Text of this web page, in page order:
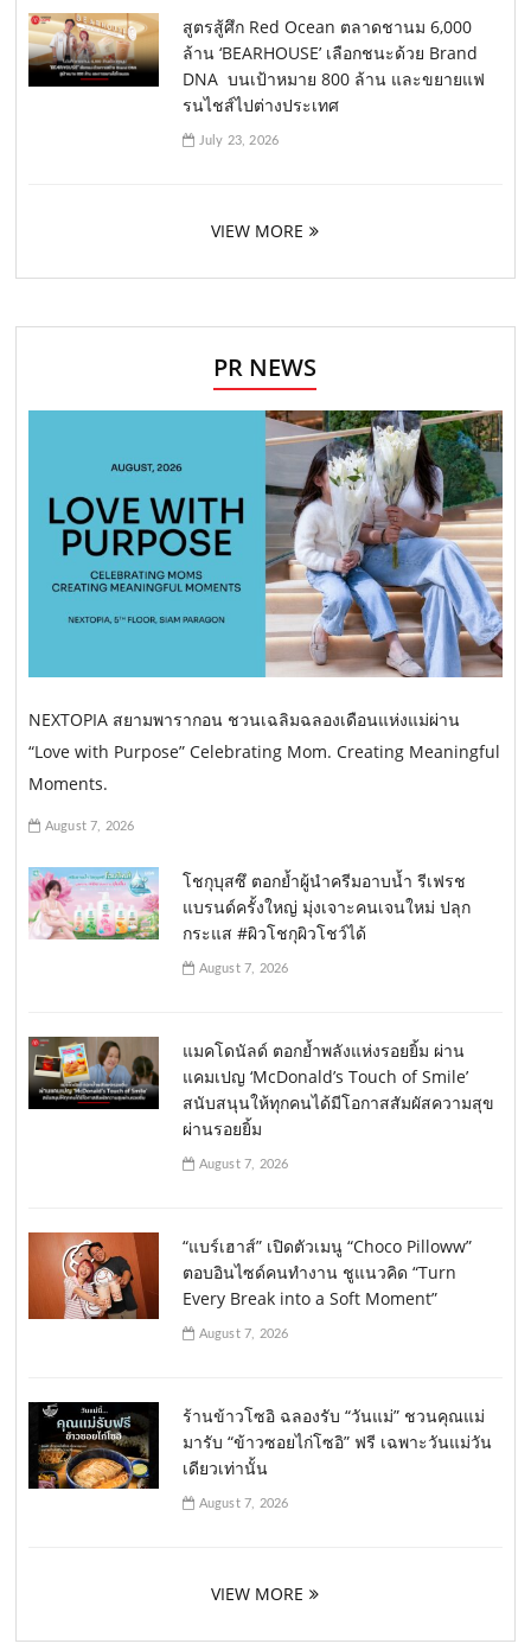
สูตรสู้ศึก Red Ocean ตลาดชานม 6,000
ล้าน ‘BEARHOUSE’ เลือกชนะด้วย Brand
DNA บนเป้าหมาย 800 ล้าน และขยายแฟ
รนไชส์ไปต่างประเทศ
July 23, 2026
VIEW MORE
PR NEWS
NEXTOPIA สยามพารากอน ชวนเฉลิมฉลองเดือนแห่งแม่ผ่าน
“Love with Purpose” Celebrating Mom. Creating Meaningful
Moments.
August 7, 2026
โชกุบุสซึ ตอกย้ำผู้นำครีมอาบน้ำ รีเฟรช
แบรนด์ครั้งใหญ่ มุ่งเจาะคนเจนใหม่ ปลุก
กระแส #ผิวโชกุผิวโชว์ได้
August 7, 2026
แมคโดนัลด์ ตอกย้ำพลังแห่งรอยยิ้ม ผ่าน
แคมเปญ ‘McDonald’s Touch of Smile’
สนับสนุนให้ทุกคนได้มีโอกาสสัมผัสความสุข
ผ่านรอยยิ้ม
August 7, 2026
“แบร์เฮาส์” เปิดตัวเมนู “Choco Pilloww”
ตอบอินไซด์คนทำงาน ชูแนวคิด “Turn
Every Break into a Soft Moment”
August 7, 2026
ร้านข้าวโซอิ ฉลองรับ “วันแม่” ชวนคุณแม่
มารับ “ข้าวซอยไก่โซอิ” ฟรี เฉพาะวันแม่วัน
เดียวเท่านั้น
August 7, 2026
VIEW MORE